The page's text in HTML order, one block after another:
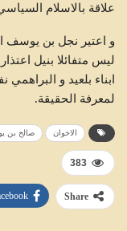
علاقة بالاسلام
و اعتير نجل بن يوسف
ليس متفائلا بنيل
ابناء بلعيد و
لمعرفة الحقيقة.
الاخوان صالح بن
383
Share